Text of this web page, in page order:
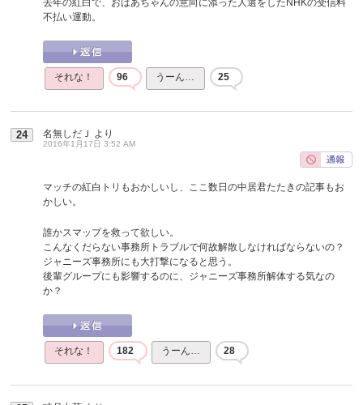
不払い運動。
それな！ 96 うーん… 25
24 名無しだＪ より
2016年1月17日 3:52 AM
マッチの紅白トリもおかしいし、ここ数日の中居君たたきの記事もお
かしい。
誰かスマップを救って欲しい。
こんなくだらない事務所トラブルで何故解散しなければならないの？
ジャニーズ事務所にも大打撃になると思う。
後輩グループにも影響するのに、ジャニーズ事務所解体する気なの
か？
それな！ 182 うーん… 28